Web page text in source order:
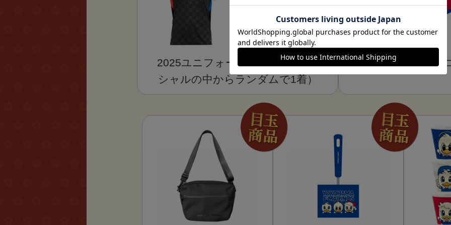
2025ユニフォーム（1st/2nd/スペ
シャルの中からランダムで1着）
折りたたみ